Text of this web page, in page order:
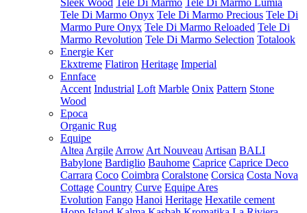
Sleek Wood Tele Di Marmo Tele Di Marmo Lumia
Tele Di Marmo Onyx Tele Di Marmo Precious Tele Di
Marmo Pure Onyx Tele Di Marmo Reloaded Tele Di
Marmo Revolution Tele Di Marmo Selection Totalook
Energie Ker
Ekxtreme Flatiron Heritage Imperial
Ennface
Accent Industrial Loft Marble Onix Pattern Stone
Wood
Epoca
Organic Rug
Equipe
Altea Argile Arrow Art Nouveau Artisan BALI
Babylone Bardiglio Bauhome Caprice Caprice Deco
Carrara Coco Coimbra Coralstone Corsica Costa Nova
Cottage Country Curve Equipe Ares
Evolution Fango Hanoi Heritage Hexatile cement